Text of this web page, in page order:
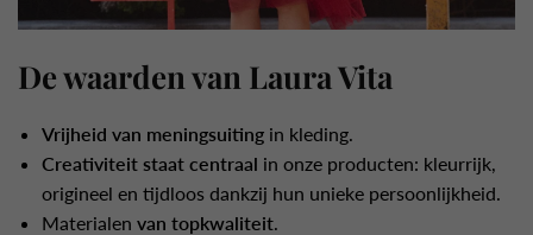
De waarden van Laura Vita
Vrijheid van meningsuiting in kleding.
Creativiteit staat centraal in onze producten: kleurrijk,
origineel en tijdloos dankzij hun unieke persoonlijkheid.
Materialen van topkwaliteit